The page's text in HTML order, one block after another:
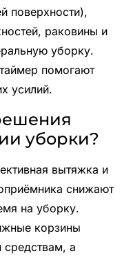
поверхности),
раковины и
уборку.
помогают
усилий.
уборки?
вытяжка и
снижают
на уборку.
корзины
а